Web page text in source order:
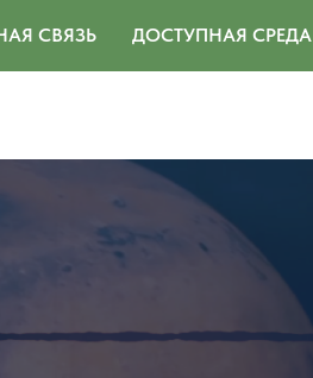
СВЯЗЬ ДОСТУПНАЯ СРЕДА